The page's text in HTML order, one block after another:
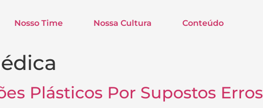
Nosso Time Nossa Cultura Conteúdo
Plásticos Por Supostos Erros